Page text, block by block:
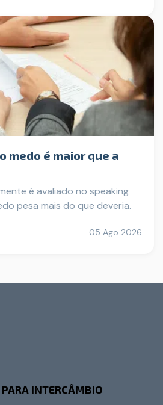
medo é maior que a
é avaliado no speaking
pesa mais do que deveria.
05 Ago 2026
INTERCÂMBIO